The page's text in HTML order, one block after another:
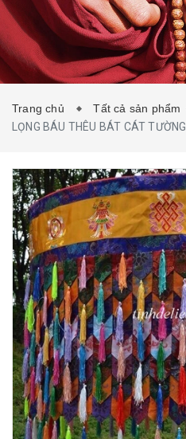
TIN TỨC LIÊN HỆ
Trang chủ
Tất cả sản phẩm
LỌNG BÁU THÊU BÁT CÁT TƯỜNG